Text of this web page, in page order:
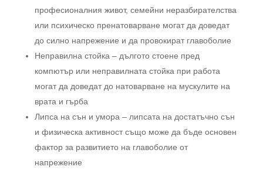
професионалния живот, семейни неразбирателства
или психическо пренатоварване могат да доведат
до силно напрежение и да провокират главоболие
Неправилна стойка – дългото стоене пред
компютър или неправилната стойка при работа
могат да доведат до натоварване на мускулите на
врата и гърба
Липса на сън и умора – липсата на достатъчно сън
и физическа активност също може да бъде основен
фактор за развитието на главоболие от
напрежение